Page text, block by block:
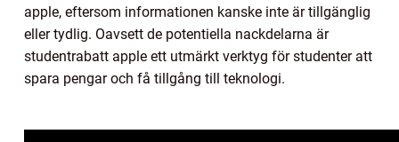
apple, eftersom informationen kanske inte är tillgänglig
eller tydlig. Oavsett de potentiella nackdelarna är
studentrabatt apple ett utmärkt verktyg för studenter att
spara pengar och få tillgång till teknologi.